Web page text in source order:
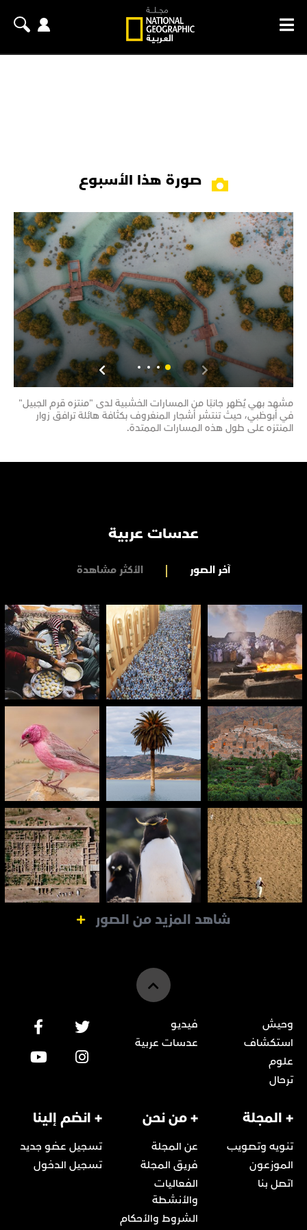
صورة هذا الأسبوع
مشهد بهي يُظهر جانبًا من المسارات الخشبية لدى "منتزه قرم الجبيل"
في أبوظبي، حيث تنتشر أشجار المنغروف بكثافة هائلة ترافق زوار
المنتزه على طول هذه المسارات الممتدة.
عدسات عربية
آخر الصور الأكثر مشاهدة
شاهد المزيد من الصور
وحيش
استكشاف
علوم
ترحال
فيديو
عدسات عربية
+ المجلة
تنويه وتصويب
الموزعون
اتصل بنا
+ من نحن
عن المجلة
فريق المجلة
الفعاليات
والأنشطة
الشروط والأحكام
+ انضم إلينا
تسجيل عضو جديد
تسجيل الدخول